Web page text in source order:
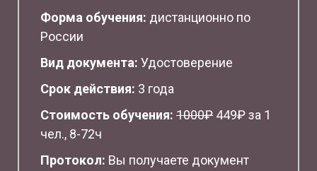
Форма обучения: дистанционно по
России
Вид документа: Удостоверение
Срок действия: 3 года
Стоимость обучения: 1000₽ 449₽ за 1
чел., 8-72ч
Протокол: Вы получаете документ